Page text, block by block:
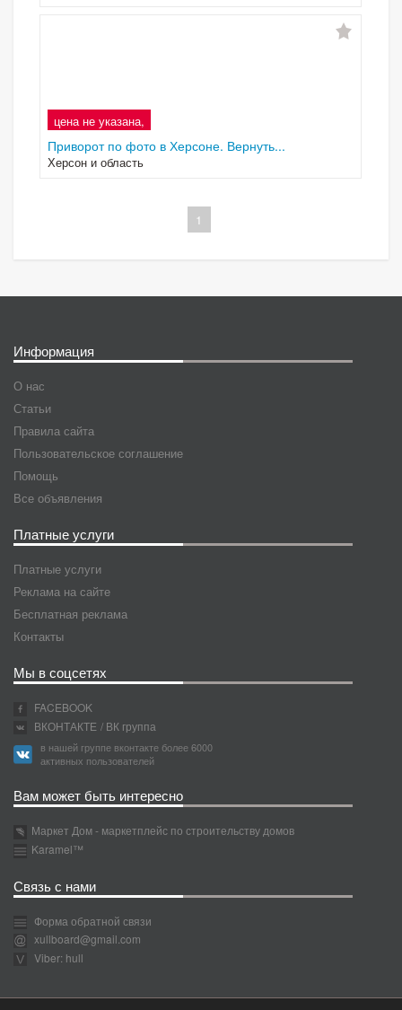
цена не указана,
Приворот по фото в Херсоне. Вернуть...
Херсон и область
1
Информация
О нас
Статьи
Правила сайта
Пользовательское соглашение
Помощь
Все объявления
Платные услуги
Платные услуги
Реклама на сайте
Бесплатная реклама
Контакты
Мы в соцсетях
FACEBOOK
ВКОНТАКТЕ / ВК группа
в нашей группе вконтакте более 6000
активных пользователей
Вам может быть интересно
Маркет Дом - маркетплейс по строительству домов
Karamel™
Связь с нами
Форма обратной связи
xullboard@gmail.com
Viber: hull